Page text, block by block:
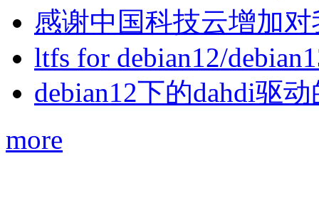
感谢中国科技云增加
ltfs for debian12/
debian12下的dahdi驱动
more